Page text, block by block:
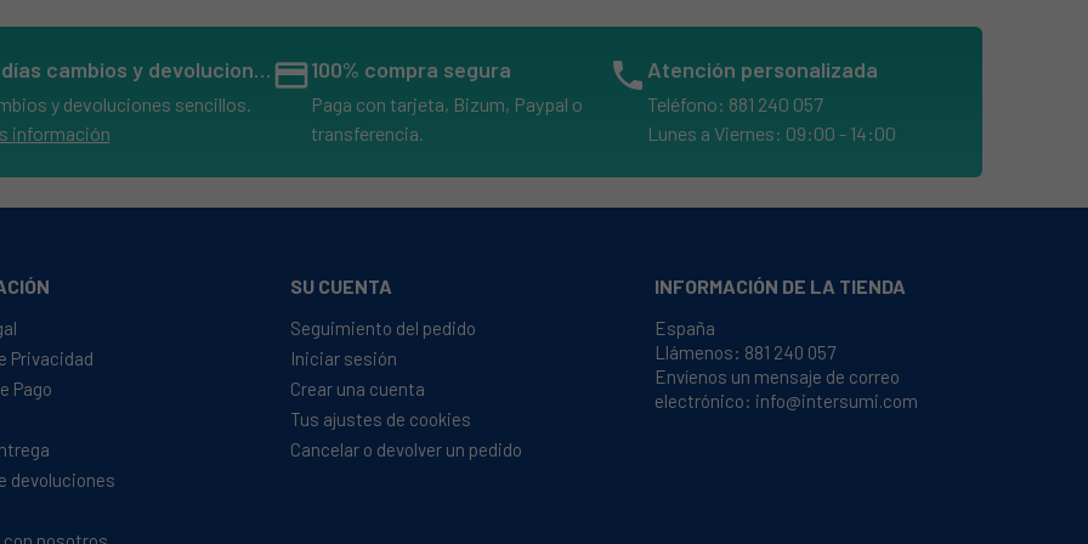
14 días cambios y devoluciones
y devoluciones sencillos.
información
credit_card100% compra segura
Paga con tarjeta, Bizum, Paypal o
transferencia.
phone Atención personalizada
Teléfono: 881 240 057
Lunes a Viernes: 09:00 - 14:00
Privacidad
Pago
devoluciones
SU CUENTA
Seguimiento del pedido
Iniciar sesión
Crear una cuenta
Tus ajustes de cookies
Cancelar o devolver un pedido
INFORMACIÓN DE LA TIENDA
España
Llámenos: 881 240 057
Envíenos un mensaje de correo
electrónico: info@intersumi.com